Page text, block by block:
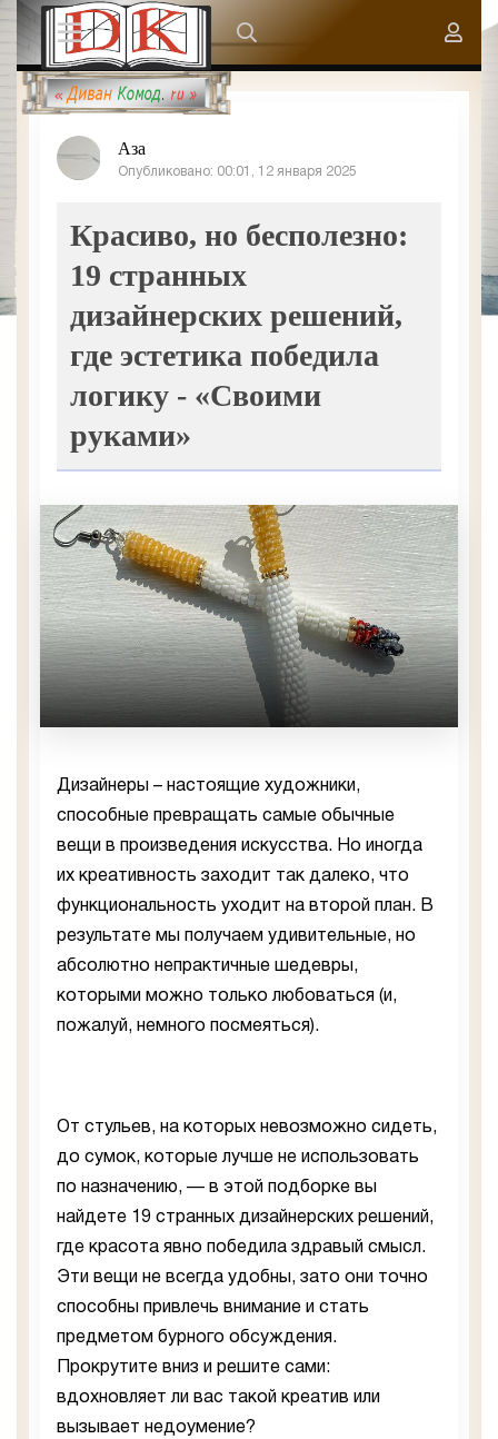
Аза
Опубликовано: 00:01, 12 января 2025
Красиво, но бесполезно:
19 странных
дизайнерских решений,
где эстетика победила
логику - «Своими
руками»
Дизайнеры – настоящие художники,
способные превращать самые обычные
вещи в произведения искусства. Но иногда
их креативность заходит так далеко, что
функциональность уходит на второй план. В
результате мы получаем удивительные, но
абсолютно непрактичные шедевры,
которыми можно только любоваться (и,
пожалуй, немного посмеяться).
От стульев, на которых невозможно сидеть,
до сумок, которые лучше не использовать
по назначению, — в этой подборке вы
найдете 19 странных дизайнерских решений,
где красота явно победила здравый смысл.
Эти вещи не всегда удобны, зато они точно
способны привлечь внимание и стать
предметом бурного обсуждения.
Прокрутите вниз и решите сами:
вдохновляет ли вас такой креатив или
вызывает недоумение?